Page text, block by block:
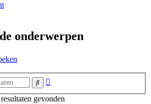
onderwerpen
Zoek
gevonden